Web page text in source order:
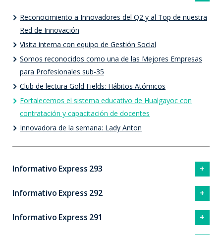
Reconocimiento a Innovadores del Q2 y al Top de nuestra
Red de Innovación
Visita interna con equipo de Gestión Social
Somos reconocidos como una de las Mejores Empresas
para Profesionales sub-35
Club de lectura Gold Fields: Hábitos Atómicos
Fortalecemos el sistema educativo de Hualgayoc con
contratación y capacitación de docentes
Innovadora de la semana: Lady Anton
Informativo Express 293
Informativo Express 292
Informativo Express 291